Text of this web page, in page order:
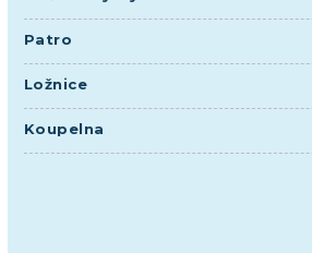
Patro
Ložnice
Koupelna